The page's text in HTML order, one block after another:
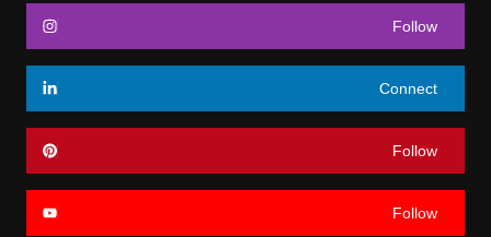
Follow
Connect
Follow
Follow